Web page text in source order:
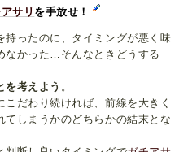
サリを手放せ！
持ったのに、タイミングが悪く味
なかった…そんなときどうする
を考えよう 。
こだわり続ければ、前線を大きく
しまうかのどちらかの結末とな